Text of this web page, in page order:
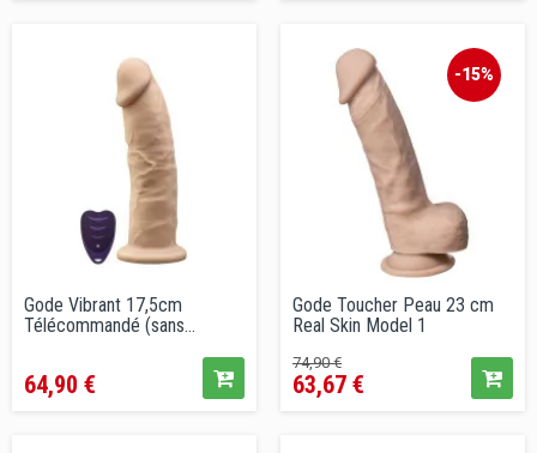
Gode Vibrant 17,5cm
Télécommandé (sans
64,90 €
-15%
Gode Toucher Peau 23 cm
Real Skin Model 1
Prix
de
74,90 €Prix
63,67 €